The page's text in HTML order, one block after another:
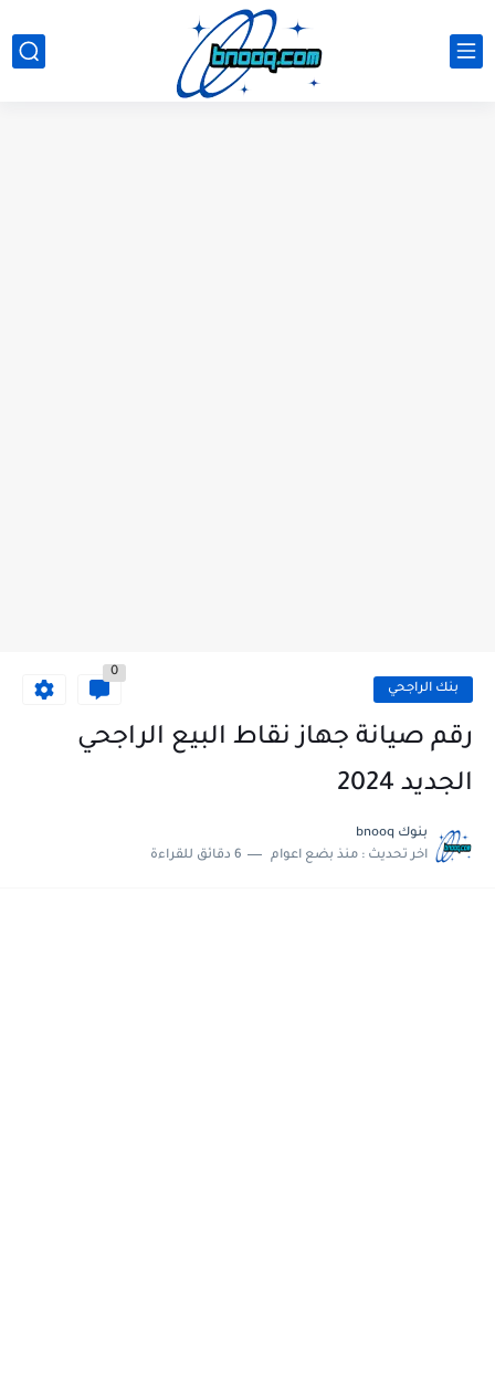
بنك الراجحي
0
رقم صيانة جهاز نقاط البيع الراجحي
الجديد 2024
بنوك bnooq
اخر تحديث : منذ بضع اعوام 6 دقائق للقراءة